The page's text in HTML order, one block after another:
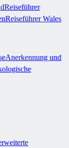
Reiseführer
Reiseführer Wales
Anerkennung und